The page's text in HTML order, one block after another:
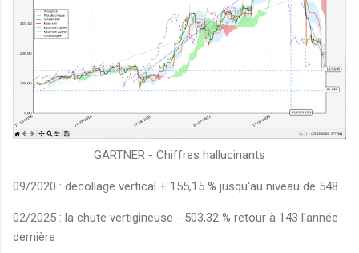
GARTNER - Chiffres hallucinants
09/2020 : décollage vertical + 155,15 % jusqu'au niveau de 548
02/2025 : la chute vertigineuse - 503,32 % retour à 143 l'année
dernière